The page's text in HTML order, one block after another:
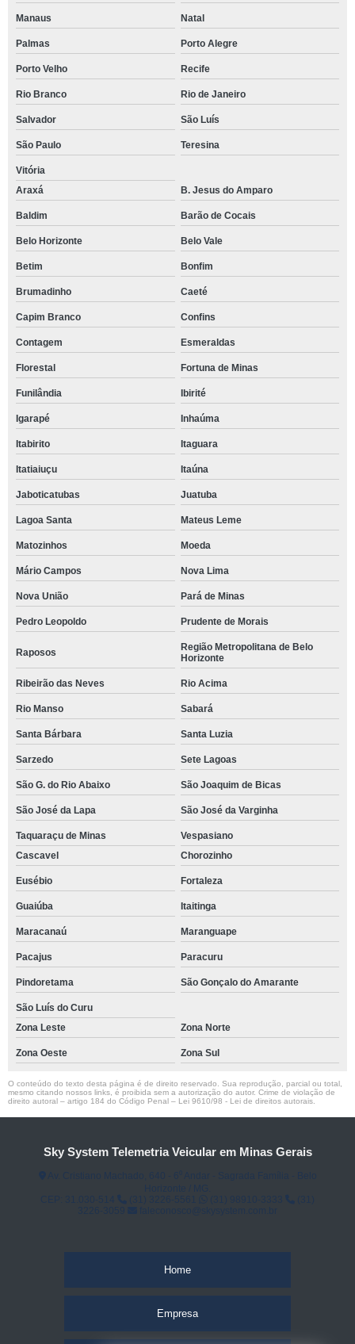
Manaus Natal
Palmas Porto Alegre
Porto Velho Recife
Rio Branco Rio de Janeiro
Salvador São Luís
São Paulo Teresina
Vitória
Araxá
B. Jesus do Amparo
Baldim Barão de Cocais
Belo Horizonte Belo Vale
Betim Bonfim
Brumadinho Caeté
Capim Branco Confins
Contagem Esmeraldas
Florestal Fortuna de Minas
Funilândia Ibirité
Igarapé Inhaúma
Itabirito Itaguara
Itatiaiuçu Itaúna
Jaboticatubas Juatuba
Lagoa Santa Mateus Leme
Matozinhos Moeda
Mário Campos Nova Lima
Nova União Pará de Minas
Pedro Leopoldo Prudente de Morais
Raposos
Região Metropolitana de Belo
Horizonte
Ribeirão das Neves Rio Acima
Rio Manso Sabará
Santa Bárbara Santa Luzia
Sarzedo Sete Lagoas
São G. do Rio Abaixo São Joaquim de Bicas
São José da Lapa São José da Varginha
Taquaraçu de Minas
Vespasiano
Cascavel
Chorozinho
Eusébio Fortaleza
Guaiúba Itaitinga
Maracanaú Maranguape
Pacajus Paracuru
Pindoretama São Gonçalo do Amarante
São Luís do Curu
Zona Leste
Zona Norte
Zona Oeste Zona Sul
O conteúdo do texto desta página é de direito reservado. Sua reprodução, parcial ou total,
mesmo citando nossos links, é proibida sem a autorização do autor. Crime de violação de
direito autoral – artigo 184 do Código Penal – Lei 9610/98 - Lei de direitos autorais
Sky System Telemetria Veicular em Minas Gerais
Home
Empresa